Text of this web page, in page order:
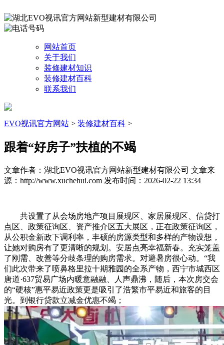
网站首页
关于我们
装修建材知识
装修建材百科
联系我们
EVO视讯官方网站 > 装修建材百科 >
跟着“好房子”扶植的不竭
文章作者：湖北EVO视讯官方网站新型建材有限公司 文章来
源：http://www.xuchehui.com 发布时间：2026-02-22 13:34
共设置了从会场房地产项目展现区、家居展现区、信贷打
点区、政策征询区、资产推介区五大展区，正在政策征询区，
从公积金新政下调利率，丰硕的房源类型和多样的产物设想，
让她对购房有了更清晰的规划。安居点亮幸福新春。充实笼盖
了刚需、改善等分歧条理的购房需求。对避暑房很心动。“我
们此次带来了喷鼻格里拉十期雅园的全系产物，西宁市城西区
唐道·637贸易广场内暖意融融、人声鼎沸，随后，本次房交会
的“硬核”惠平易近政策更是吸引了浩繁市平易近和旅客的目
光。到银行贷款立减金优惠不竭；